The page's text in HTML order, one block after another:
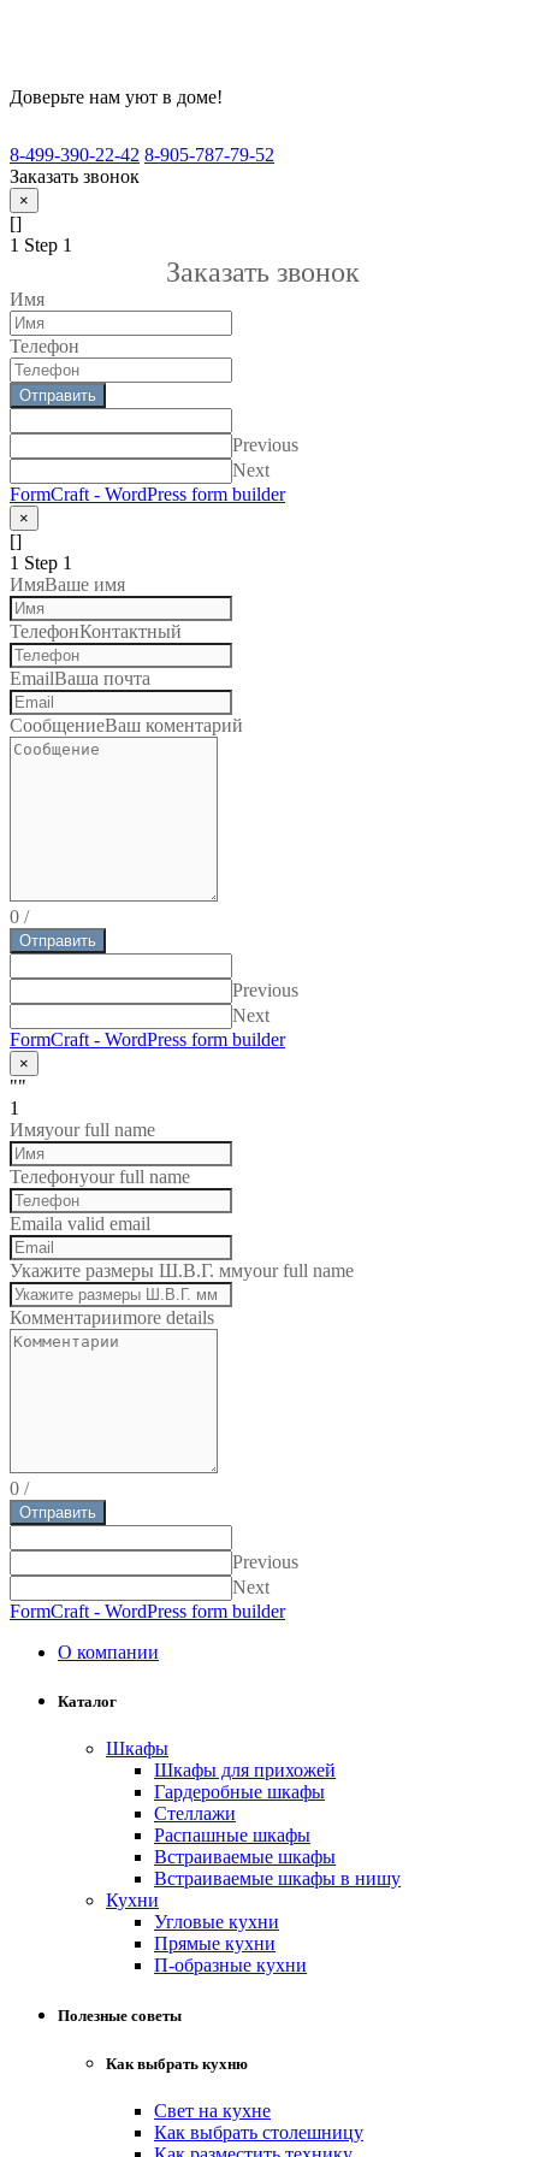
Доверьте нам уют в доме!
8-499-390-22-42 8-905-787-79-52
Заказать звонок
×
[]
1 Step 1
Заказать звонок
Имя
Телефон
Отправить
Previous
Next
FormCraft - WordPress form builder
×
[]
1 Step 1
ИмяВаше имя
ТелефонКонтактный
EmailВаша почта
СообщениеВаш коментарий
0 /
Отправить
Previous
Next
FormCraft - WordPress form builder
×
""
1
Имяyour full name
Телефонyour full name
Emaila valid email
Укажите размеры Ш.В.Г. ммyour full name
Комментарииmore details
0 /
Отправить
Previous
Next
FormCraft - WordPress form builder
О компании
Каталог
Шкафы
Шкафы для прихожей
Гардеробные шкафы
Стеллажи
Распашные шкафы
Встраиваемые шкафы
Встраиваемые шкафы в нишу
Кухни
Угловые кухни
Прямые кухни
П-образные кухни
Полезные советы
Как выбрать кухню
Свет на кухне
Как выбрать столешницу